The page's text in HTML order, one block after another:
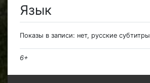
Язык
Показы в записи: нет, русские субтитры
6+